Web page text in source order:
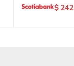
$ 242